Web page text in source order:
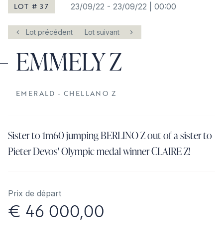
LOT # 37 23/09/22 - 23/09/22 | 00:00
Lot précédent Lot suivant
EMMELY Z
EMERALD - CHELLANO Z
Sister to 1m60 jumping BERLINO Z out of a sister to
Pieter Devos' Olympic medal winner CLAIRE Z!
Prix de départ
€ 46 000,00